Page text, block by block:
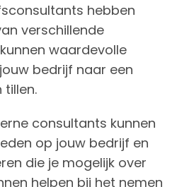
hebben
verschillende
waardevolle
bedrijf naar een
tillen.
consultants kunnen
op jouw bedrijf en
die je mogelijk over
helpen bij het nemen